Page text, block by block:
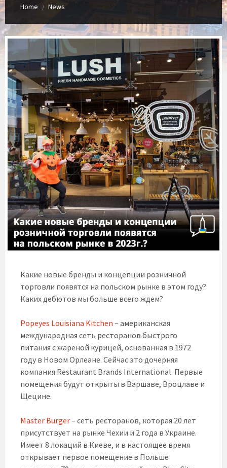
Home / News
Какие новые бренды и концепции розничной
торговли появятся на польском рынке в этом году?
Каких дебютов мы больше всего ждем?
Popeyes Louisiana Kitchen – американская
международная сеть ресторанов быстрого
питания с жареной курицей, основанная в 1972
году в Новом Орлеане. Сейчас это дочерняя
компания Restaurant Brands International. Первые
помещения будут открыты в Варшаве, Вроцлаве и
Щецине.
Master Burger– сеть ресторанов, которая 20 лет
присутствует на рынке Чехии и 2 года в Украине.
Имеет 8 локаций в Киеве, и в настоящее время
открывает первое помещение в Польше